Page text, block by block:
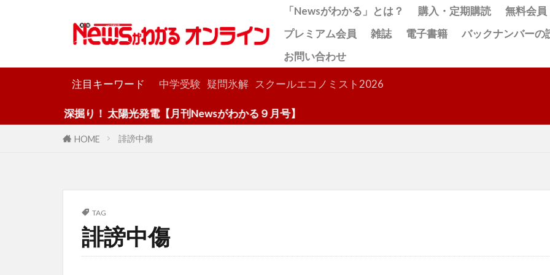
「Newsがわかる」とは？ 購入・定期購読
無料会員
プレミアム会員
雑誌 電子書籍
バックナンバーの
お問い合わせ
注目キーワード 中学受験 疑問氷解 スクールエコノミスト2026
深掘り！ 太陽光発電【月刊Newsがわかる９月号】
HOME 誹謗中傷
TAG
誹謗中傷
検索